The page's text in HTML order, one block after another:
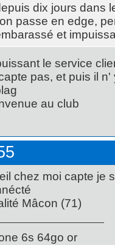
dix jours dans
passe en edge,
et
le service
pas, et puis il
au club
chez moi capte je
Mâcon (71)
6s 64go or